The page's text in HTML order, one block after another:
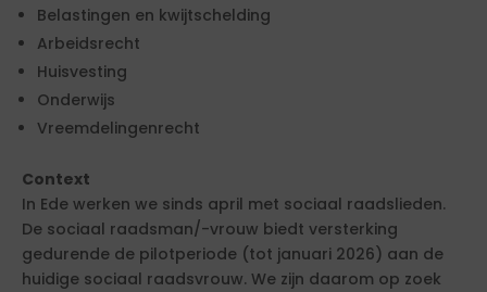
Belastingen en kwijtschelding
Arbeidsrecht
Huisvesting
Onderwijs
Vreemdelingenrecht
Context
In Ede werken we sinds april met sociaal raadslieden.
De sociaal raadsman/-vrouw biedt versterking
gedurende de pilotperiode (tot januari 2026) aan de
huidige sociaal raadsvrouw. We zijn daarom op zoek